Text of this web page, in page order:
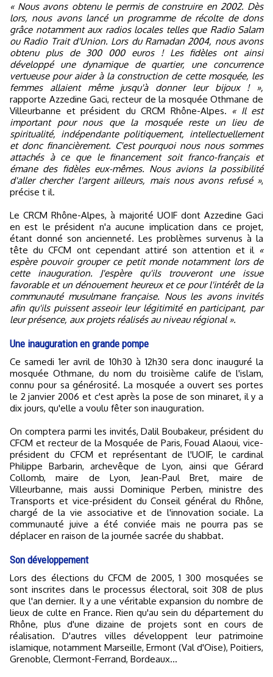
« Nous avons obtenu le permis de construire en 2002. Dès
lors, nous avons lancé un programme de récolte de dons
grâce notamment aux radios locales telles que Radio Salam
ou Radio Trait d'Union. Lors du Ramadan 2004, nous avons
obtenu plus de 300 000 euros ! Les fidèles ont ainsi
développé une dynamique de quartier, une concurrence
vertueuse pour aider à la construction de cette mosquée, les
femmes allaient même jusqu'à donner leur bijoux ! »,
rapporte Azzedine Gaci, recteur de la mosquée Othmane de
Villeurbanne et président du CRCM Rhône-Alpes. « Il est
important pour nous que la mosquée reste un lieu de
spiritualité, indépendante politiquement, intellectuellement
et donc financièrement. C'est pourquoi nous nous sommes
attachés à ce que le financement soit franco-français et
émane des fidèles eux-mêmes. Nous avions la possibilité
d'aller chercher l'argent ailleurs, mais nous avons refusé »,
précise t il.
Le CRCM Rhône-Alpes, à majorité UOIF dont Azzedine Gaci
en est le président n'a aucune implication dans ce projet,
étant donné son ancienneté. Les problèmes survenus à la
tête du CFCM ont cependant attiré son attention et il «
espère pouvoir grouper ce petit monde notamment lors de
cette inauguration. J'espère qu'ils trouveront une issue
favorable et un dénouement heureux et ce pour l'intérêt de la
communauté musulmane française. Nous les avons invités
afin qu'ils puissent asseoir leur légitimité en participant, par
leur présence, aux projets réalisés au niveau régional ».
Une inauguration en grande pompe
Ce samedi 1er avril de 10h30 à 12h30 sera donc inauguré la
mosquée Othmane, du nom du troisième calife de l'islam,
connu pour sa générosité. La mosquée a ouvert ses portes
le 2 janvier 2006 et c'est après la pose de son minaret, il y a
dix jours, qu'elle a voulu fêter son inauguration.
On comptera parmi les invités, Dalil Boubakeur, président du
CFCM et recteur de la Mosquée de Paris, Fouad Alaoui, vice-
président du CFCM et représentant de l'UOIF, le cardinal
Philippe Barbarin, archevêque de Lyon, ainsi que Gérard
Collomb, maire de Lyon, Jean-Paul Bret, maire de
Villeurbanne, mais aussi Dominique Perben, ministre des
Transports et vice-président du Conseil général du Rhône,
chargé de la vie associative et de l'innovation sociale. La
communauté juive a été conviée mais ne pourra pas se
déplacer en raison de la journée sacrée du shabbat.
Son développement
Lors des élections du CFCM de 2005, 1 300 mosquées se
sont inscrites dans le processus électoral, soit 308 de plus
que l'an dernier. Il y a une véritable expansion du nombre de
lieux de culte en France. Rien qu'au sein du département du
Rhône, plus d'une dizaine de projets sont en cours de
réalisation. D'autres villes développent leur patrimoine
islamique, notamment Marseille, Ermont (Val d'Oise), Poitiers,
Grenoble, Clermont-Ferrand, Bordeaux...